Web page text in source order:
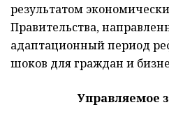
результатом
Правительства,
адаптационный период
шоков для граждан и
Управляемое